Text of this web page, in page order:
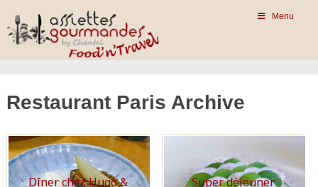
Menu
Restaurant Paris Archive
Dîner chez Hugo &
Super déjeuner